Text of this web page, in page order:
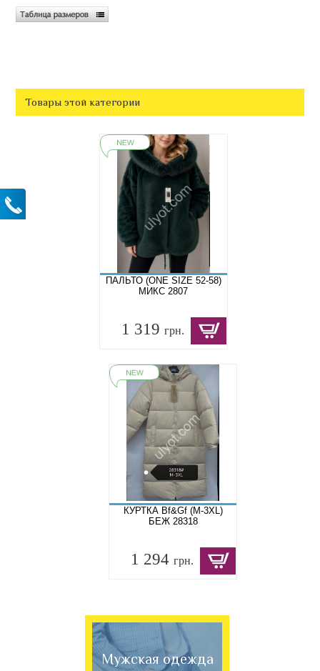
Товары этой категории
ПАЛЬТО (ONE SIZE 52-58)
МИКС 2807
1 319грн.
КУРТКА Bf&Gf (M-3XL)
БЕЖ 28318
1 294грн.
Мужская одежда